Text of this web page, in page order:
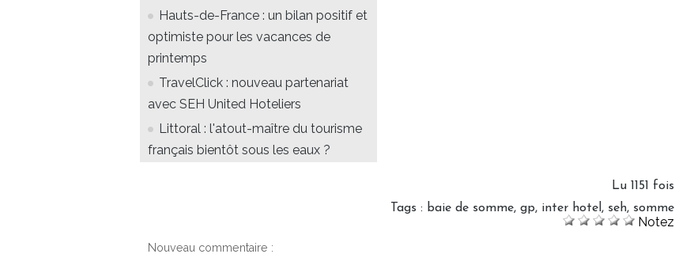
Hauts-de-France : un bilan positif et
optimiste pour les vacances de
printemps
TravelClick : nouveau partenariat
avec SEH United Hoteliers
Littoral : l'atout-maître du tourisme
français bientôt sous les eaux ?
Lu 1151 fois
Tags : baie de somme, gp, inter hotel , seh, somme
Notez
Nouveau commentaire :